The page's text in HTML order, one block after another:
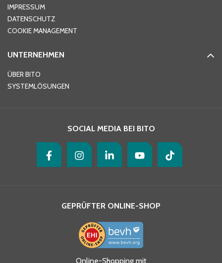
Telefon
Ja, ich habe die
IMPRESSUM
DATENSCHUTZ
COOKIE MANAGEMENT
UNTERNEHMEN
ÜBER BITO
SYSTEMLÖSUNGEN
SOCIAL MEDIA BEI BITO
GEPRÜFTER ONLINE-SHOP
Online-Shopping mit